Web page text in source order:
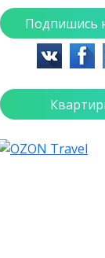
Подпишись